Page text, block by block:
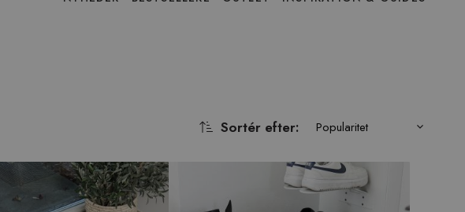
Sortér efter: Popularitet